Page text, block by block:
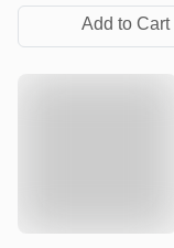
Add to Cart